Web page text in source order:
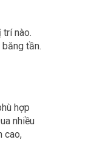
nào.
tần.
hợp
nhiều
cao,